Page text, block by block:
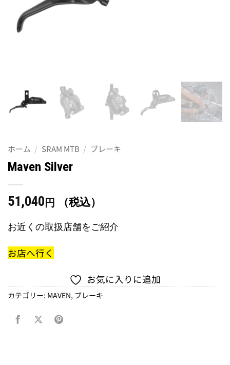
ホーム / SRAM MTB / ブレーキ
Maven Silver
51,040 円 （税込）
お近くの取扱店舗をご紹介
お店へ行く
お気に入りに追加
カテゴリー: MAVEN, ブレーキ